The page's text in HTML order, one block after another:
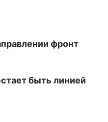
фронт
быть линией